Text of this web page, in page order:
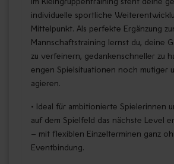
individuelle sportliche
Mittelpunkt. Als perfekte Ergänzung
Mannschaftstraining lernst du, deine
zu verfeinern, gedankenschneller zu
engen Spielsituationen noch mutiger
agieren.
• Ideal für ambitionierte Spielerinnen
auf dem Spielfeld das nächste Level
– mit flexiblen Einzelterminen ganz
Eventbindung.